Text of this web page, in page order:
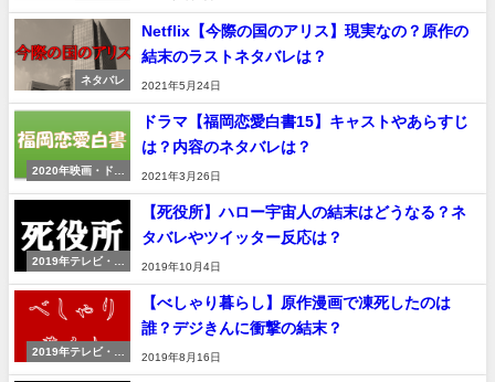
ネタバレ
Netflix【今際の国のアリス】現実なの？原作の
結末のラストネタバレは？
2021年5月24日
2020年映画・ドラ
ドラマ【福岡恋愛白書15】キャストやあらすじ
は？内容のネタバレは？
2021年3月26日
2019年テレビ・ド
【死役所】ハロー宇宙人の結末はどうなる？ネ
タバレやツイッター反応は？
2019年10月4日
2019年テレビ・ド
【べしゃり暮らし】原作漫画で凍死したのは
誰？デジきんに衝撃の結末？
2019年8月16日